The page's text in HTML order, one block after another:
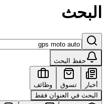
البحث
حفظ البحث
أخبار تسوق
وظائف
البحث في العنوان فقط